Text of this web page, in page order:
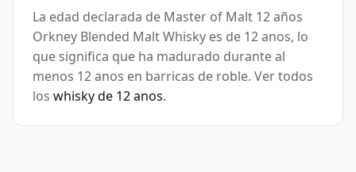
La edad declarada de Master of Malt 12 años
Orkney Blended Malt Whisky es de 12 anos, lo
que significa que ha madurado durante al
menos 12 anos en barricas de roble. Ver todos
los whisky de 12 anos.